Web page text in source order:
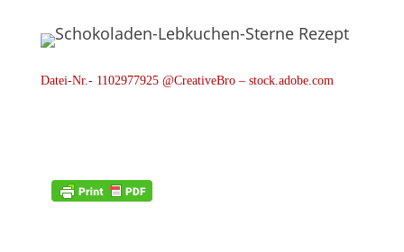
Datei-Nr.- 1102977925 @CreativeBro – stock.adobe.com